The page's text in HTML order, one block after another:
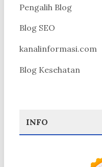
Pengalih Blog
Blog SEO
kanalinformasi.com
Blog Kesehatan
INFO